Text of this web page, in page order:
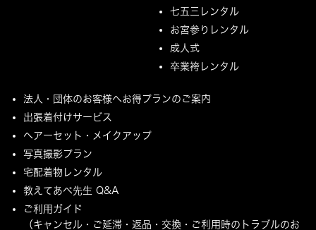
七五三レンタル
お宮参りレンタル
成人式
卒業袴レンタル
法人・団体のお客様へお得プランのご案内
出張着付けサービス
ヘアーセット・メイクアップ
写真撮影プラン
宅配着物レンタル
教えてあべ先生 Q&A
ご利用ガイド
（キャンセル・ご延滞・返品・交換・ご利用時のトラブルのお